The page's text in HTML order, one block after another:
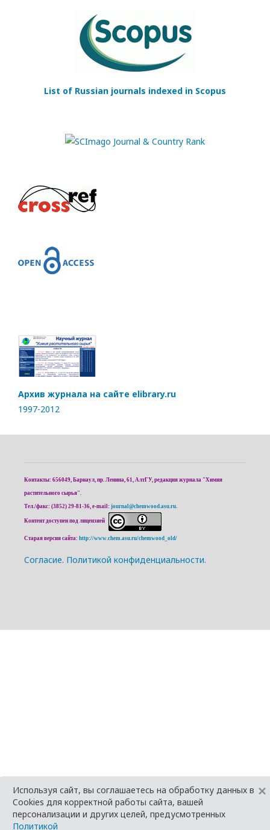
List of Russian journals indexed in Scopus
Архив журнала на сайте elibrary.ru
1997-2012
Контакты: 656049, Барнаул, пр. Ленина, 61, АлтГУ, редакция журнала "Химия
растительного сырья".
Тел./факс: (3852) 29-81-36, e-mail: journal@chemwood.asu.ru
Контент доступен под лицензией
Старая версия сайта: http://www.chem.asu.ru/chemwood_old/
Cогласие. Политикой конфиденциальности.
Используя сайт, вы соглашаетесь на обработку данных в
Cookies для корректной работы сайта, вашей
персонализации и других целей, предусмотренных
Политикой
×